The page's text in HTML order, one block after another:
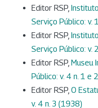
Editor RSP,
Serviço Público: v.
Editor RSP,
Serviço Público: v.
Editor RSP, Museu
Público: v. 4 n. 1 e
Editor RSP, O
v. 4 n. 3 (1938)